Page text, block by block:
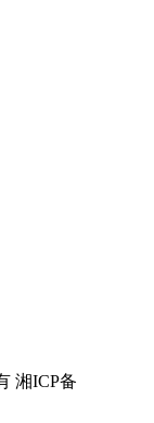
湘ICP备